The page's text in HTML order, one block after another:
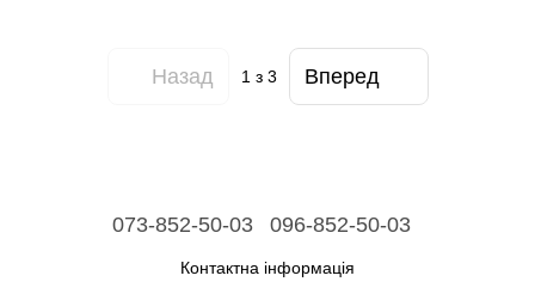
Назад 1 з 3 Вперед
073-852-50-03 096-852-50-03
Контактна інформація